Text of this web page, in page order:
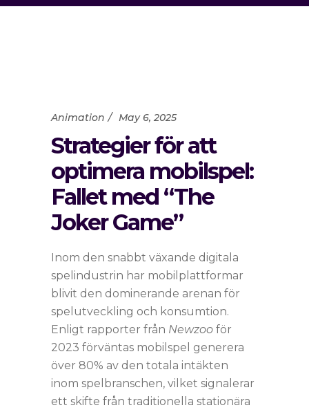
Animation May 6, 2025
Strategier för att
optimera mobilspel:
Fallet med “The
Joker Game”
Inom den snabbt växande digitala
spelindustrin har mobilplattformar
blivit den dominerande arenan för
spelutveckling och konsumtion.
Enligt rapporter från Newzoo för
2023 förväntas mobilspel generera
över 80% av den totala intäkten
inom spelbranschen, vilket signalerar
ett skifte från traditionella stationära